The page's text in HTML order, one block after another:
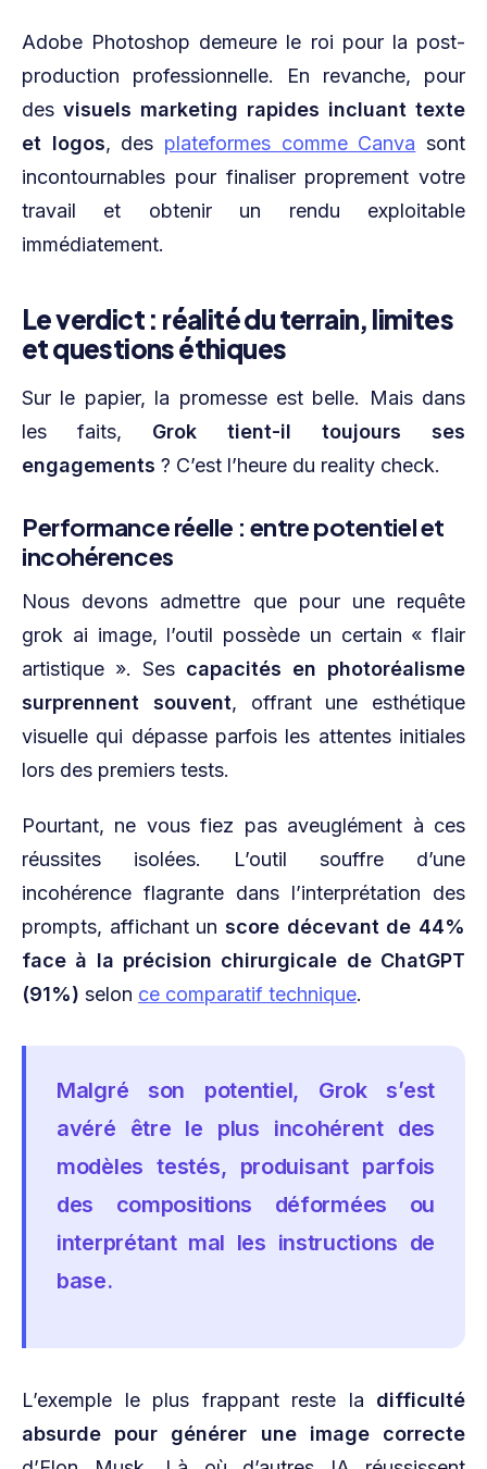
Adobe Photoshop demeure le roi pour la post-
production professionnelle. En revanche, pour
des visuels marketing rapides incluant texte
et logos, des plateformes comme Canva sont
incontournables pour finaliser proprement votre
travail et obtenir un rendu exploitable
immédiatement.
Le verdict : réalité du terrain, limites
et questions éthiques
Sur le papier, la promesse est belle. Mais dans
les faits, Grok tient-il toujours ses
engagements ? C’est l’heure du reality check.
Performance réelle : entre potentiel et
incohérences
Nous devons admettre que pour une requête
grok ai image, l’outil possède un certain « flair
artistique ». Ses capacités en photoréalisme
surprennent souvent, offrant une esthétique
visuelle qui dépasse parfois les attentes initiales
lors des premiers tests.
Pourtant, ne vous fiez pas aveuglément à ces
réussites isolées. L’outil souffre d’une
incohérence flagrante dans l’interprétation des
prompts, affichant un score décevant de 44%
face à la précision chirurgicale de ChatGPT
(91%) selon ce comparatif technique.
Malgré son potentiel, Grok s’est
avéré être le plus incohérent des
modèles testés, produisant parfois
des compositions déformées ou
interprétant mal les instructions de
base.
L’exemple le plus frappant reste la difficulté
absurde pour générer une image correcte